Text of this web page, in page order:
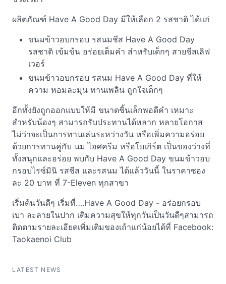
ผลิตภัณฑ์ Have A Good Day มีให้เลือก 2 รสชาติ ได้แก่
ขนมข้าวอบกรอบ รสนมชีส Have A Good Day
รสชาติ เข้มข้น อร่อยเต็มคำ สำหรับเด็กๆ สายชีสเลิฟ
เวอร์
ขนมข้าวอบกรอบ รสนม Have A Good Day ที่ให้
ความ หอมละมุน ทานเพลิน ถูกใจเด็กๆ
อีกทั้งยังถูกออกแบบให้มี ขนาดชิ้นเล็กพอดีคำ เหมาะ
สำหรับน้องๆ สามารถรับประทานได้หลาก หลายโอกาส
ไม่ว่าจะเป็นการทานเล่นระหว่างวัน หรือเพิ่มความอร่อย
ด้วยการทานคู่กับ นม ไอศครีม หรือโยเกิร์ต เป็นของว่างที่
ทั้งสนุกและอร่อย พบกับ Have A Good Day ขนมข้าวอบ
กรอบไรซ์มินิ รสชีส และรสนม ได้แล้ววันนี้ ในราคาซอง
ละ 20 บาท ที่ 7-Eleven ทุกสาขา
เริ่มต้นวันดีๆ เริ่มที่….Have A Good Day - อร่อยกรอบ
เบา ละลายในปาก เติมความสุขให้ทุกวันเป็นวันดีๆสามารถ
ติดตามรายละเอียดเพิ่มเติมของเถ้าแก่น้อยได้ที่ Facebook:
Taokaenoi Club
LATEST NEWS